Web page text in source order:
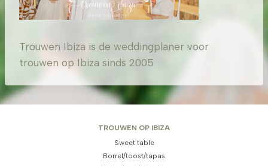
Trouwen Ibiza is de weddingplaner voor
trouwen op Ibiza sinds 2005
TROUWEN OP IBIZA
Sweet table
Borrel/toost/tapas